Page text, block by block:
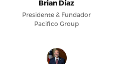
Brian Díaz
Presidente & Fundador
Pacifico Group